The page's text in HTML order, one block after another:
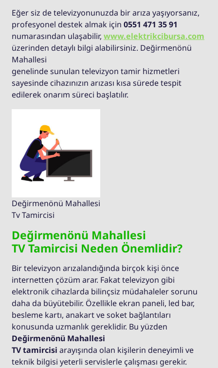
Eğer siz de televizyonunuzda bir arıza yaşıyorsanız,
profesyonel destek almak için 0551 471 35 91
numarasından ulaşabilir, www.elektrikcibursa.com
üzerinden detaylı bilgi alabilirsiniz. Değirmenönü
Mahallesi
genelinde sunulan televizyon tamir hizmetleri
sayesinde cihazınızın arızası kısa sürede tespit
edilerek onarım süreci başlatılır.
Değirmenönü Mahallesi
Tv Tamircisi
Değirmenönü Mahallesi
TV Tamircisi Neden Önemlidir?
Bir televizyon arızalandığında birçok kişi önce
internetten çözüm arar. Fakat televizyon gibi
elektronik cihazlarda bilinçsiz müdahaleler sorunu
daha da büyütebilir. Özellikle ekran paneli, led bar,
besleme kartı, anakart ve soket bağlantıları
konusunda uzmanlık gereklidir. Bu yüzden
Değirmenönü Mahallesi
TV tamircisi arayışında olan kişilerin deneyimli ve
teknik bilgisi yeterli servislerle çalışması gerekir.